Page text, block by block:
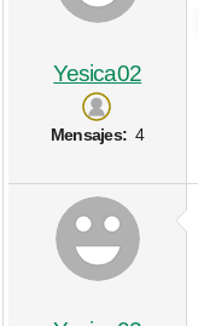
Yesica02
Mensajes: 4